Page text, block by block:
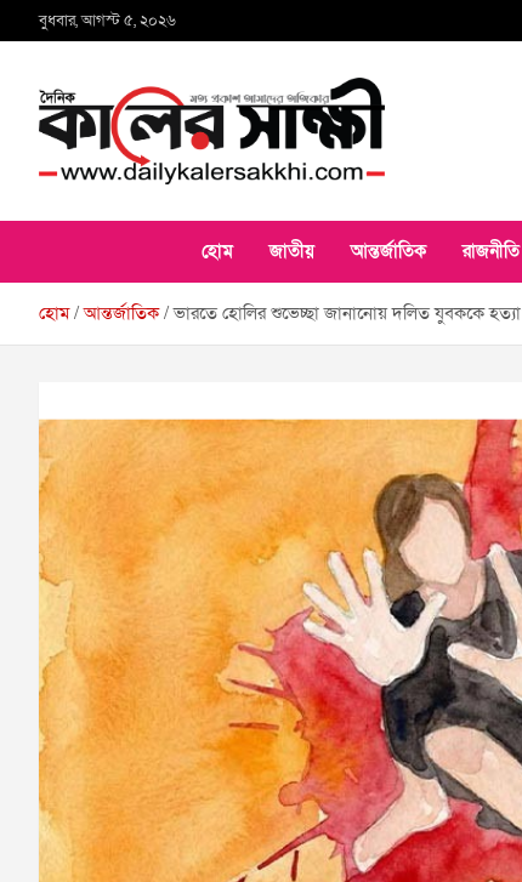
to
বুধবার, আগস্ট ৫, ২০২৬
কালের সাক্ষী
হোম জাতীয় আন্তর্জাতিক রাজনীতি
হোম আন্তর্জাতিক ভারতে হোলির শুভেচ্ছা জানানোয় দলিত যুবককে হত্যা